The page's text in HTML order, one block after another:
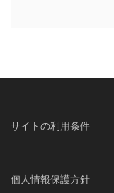
サイトの利用条件
個人情報保護方針